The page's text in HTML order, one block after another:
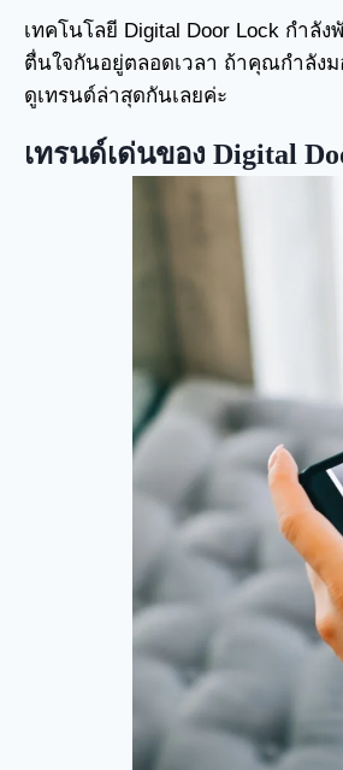
เทคโนโลยี Digital Door Lock กำลั
ตื่นใจกันอยู่ตลอดเวลา ถ้าคุณกำลังม
ดูเทรนด์ล่าสุดกันเลยค่ะ
เทรนด์เด่นของ Digital